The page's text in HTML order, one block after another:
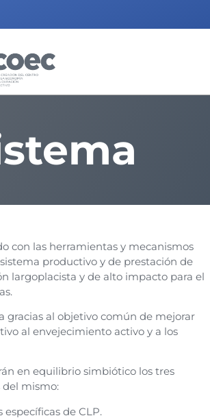
con las herramientas y mecanismos
productivo y de prestación de
largoplacista y de alto impacto para el
al objetivo común de mejorar
al envejecimiento activo y a los
en equilibrio simbiótico los tres
del mismo:
específicas de CLP.